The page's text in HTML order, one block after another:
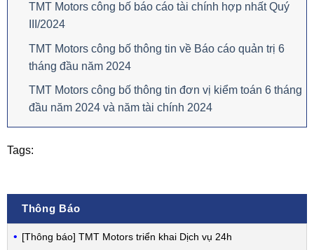
TMT Motors công bố báo cáo tài chính hợp nhất Quý
III/2024
TMT Motors công bố thông tin về Báo cáo quản trị 6
tháng đầu năm 2024
TMT Motors công bố thông tin đơn vị kiểm toán 6 tháng
đầu năm 2024 và năm tài chính 2024
Tags:
Thông Báo
[Thông báo] TMT Motors triển khai Dịch vụ 24h